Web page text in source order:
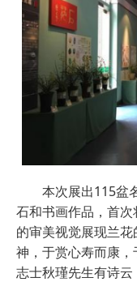
本次展出115盆
石和书画作品，首
的审美视觉展现兰
神，于赏心寿而康
志士秋瑾先生有诗